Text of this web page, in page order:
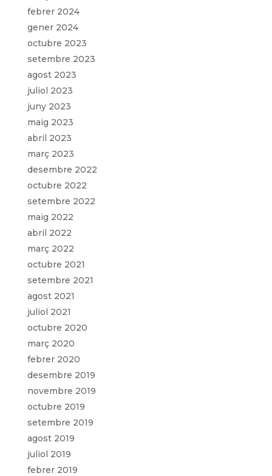
febrer 2024
gener 2024
octubre 2023
setembre 2023
agost 2023
juliol 2023
juny 2023
maig 2023
abril 2023
març 2023
desembre 2022
octubre 2022
setembre 2022
maig 2022
abril 2022
març 2022
octubre 2021
setembre 2021
agost 2021
juliol 2021
octubre 2020
març 2020
febrer 2020
desembre 2019
novembre 2019
octubre 2019
setembre 2019
agost 2019
juliol 2019
febrer 2019